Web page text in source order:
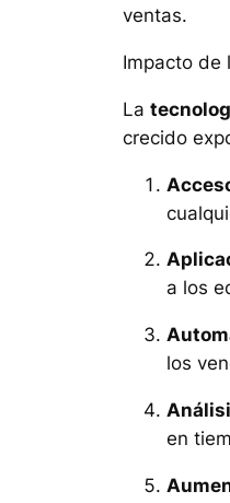
ventas.
Impacto de
La
crecido
a los
los
en